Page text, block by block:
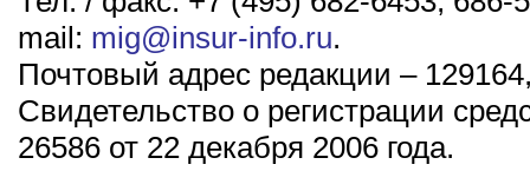
mail: mig@insur-info.ru.
Почтовый адрес редакции –
Свидетельство о регистрации
26586 от 22 декабря 2006 года.